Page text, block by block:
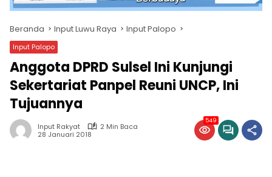
Beranda Input Luwu Raya Input Palopo
Input Palopo
Anggota DPRD Sulsel Ini Kunjungi
Sekertariat Panpel Reuni UNCP, Ini
Tujuannya
Input Rakyat
2 Min Baca
28 Januari 2018
549